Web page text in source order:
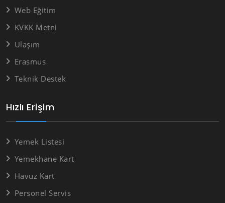
Hızlı Erişim
Yemek Listesi
Yemekhane Kart
Havuz Kart
Personel Servis
Web Eğitim
KVKK Metni
Ulaşım
Erasmus
Teknik Destek